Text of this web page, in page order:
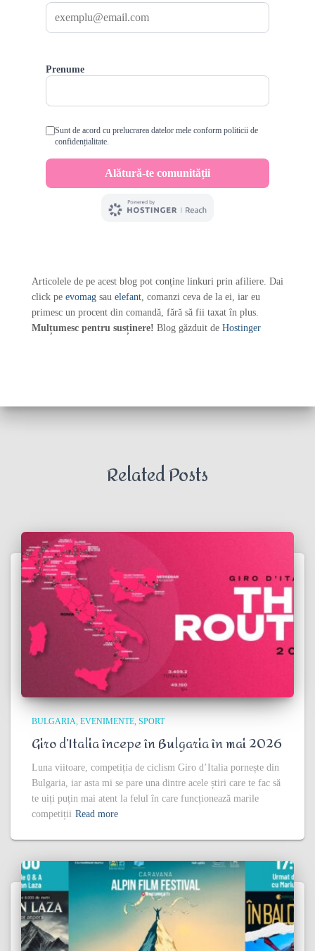
Articolele de pe acest blog pot conține linkuri prin afiliere. Dai
click pe evomag sau elefant , comanzi ceva de la ei, iar eu
primesc un procent din comandă, fără să fii taxat în plus.
Mulțumesc pentru susținere! Blog găzduit de Hostinger
Related Posts
BULGARIA EVENIMENTE SPORT
Giro d’Italia începe în Bulgaria în mai 2026
Luna viitoare, competiția de ciclism Giro d’Italia pornește din
Bulgaria, iar asta mi se pare una dintre acele știri care te fac să
te uiți puțin mai atent la felul în care funcționează marile
competiții Read more